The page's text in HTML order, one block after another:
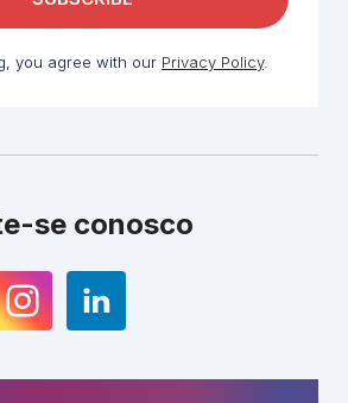
you agree with our Privacy Policy.
se conosco
InstagramLinkedIn